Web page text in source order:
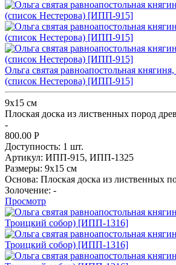
Ольга святая равноапостольная
(список Нестерова) [ИПП-915]
9х15 см
Плоская доска из лиственных пород
-
800.00 Р
Доступность: 1 шт.
Артикул: ИПП-915, ИПП-1325
Размеры: 9х15 см
Основа: Плоская доска из лиственных
Золочение: -
Просмотр